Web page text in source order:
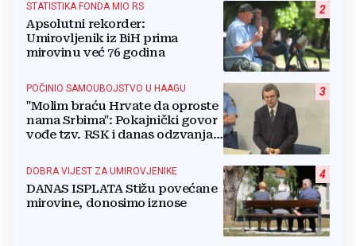
2
STATISTIKA FONDA MIO RS
Apsolutni rekorder:
Umirovljenik iz BiH prima
mirovinu već 76 godina
3
POČINIO SAMOUBOJSTVO U HAAGU
"Molim braću Hrvate da oproste
nama Srbima": Pokajnički govor
vođe tzv. RSK i danas odzvanja
4
DOBRA VIJEST ZA UMIROVJENIKE
DANAS ISPLATA Stižu povećane
mirovine, donosimo iznose